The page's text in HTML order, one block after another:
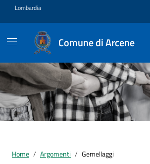
Vai ai contenuti
Vai al footer
Lombardia
Comune di Arcene
Home Argomenti Gemellaggi